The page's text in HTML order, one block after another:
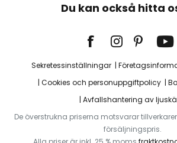
Du kan också hitta
Sekretessinställningar
Cookies och personuppgiftpolicy
Avfallshantering av
De överstrukna priserna motsvarar
försäljningspris.